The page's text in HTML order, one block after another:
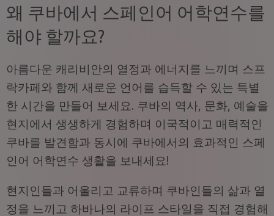
왜 쿠바에서 스페인어 어학연수를
해야 할까요?
아름다운 캐리비안의 열정과 에너지를 느끼며 스프
락카페와 함께 새로운 언어를 습득할 수 있는 특별
한 시간을 만들어 보세요. 쿠바의 역사, 문화, 예술을
현지에서 생생하게 경험하며 이국적이고 매력적인
쿠바를 발견함과 동시에 쿠바에서의 효과적인 스페
인어 어학연수 생활을 보내세요!
현지인들과 어울리고 교류하며 쿠바인들의 삶과 열
정을 느끼고 하바나의 라이프 스타일을 직접 경험해